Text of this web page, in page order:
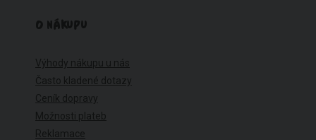
O NÁKUPU
Výhody nákupu u nás
Často kladené dotazy
Ceník dopravy
Možnosti plateb
Reklamace